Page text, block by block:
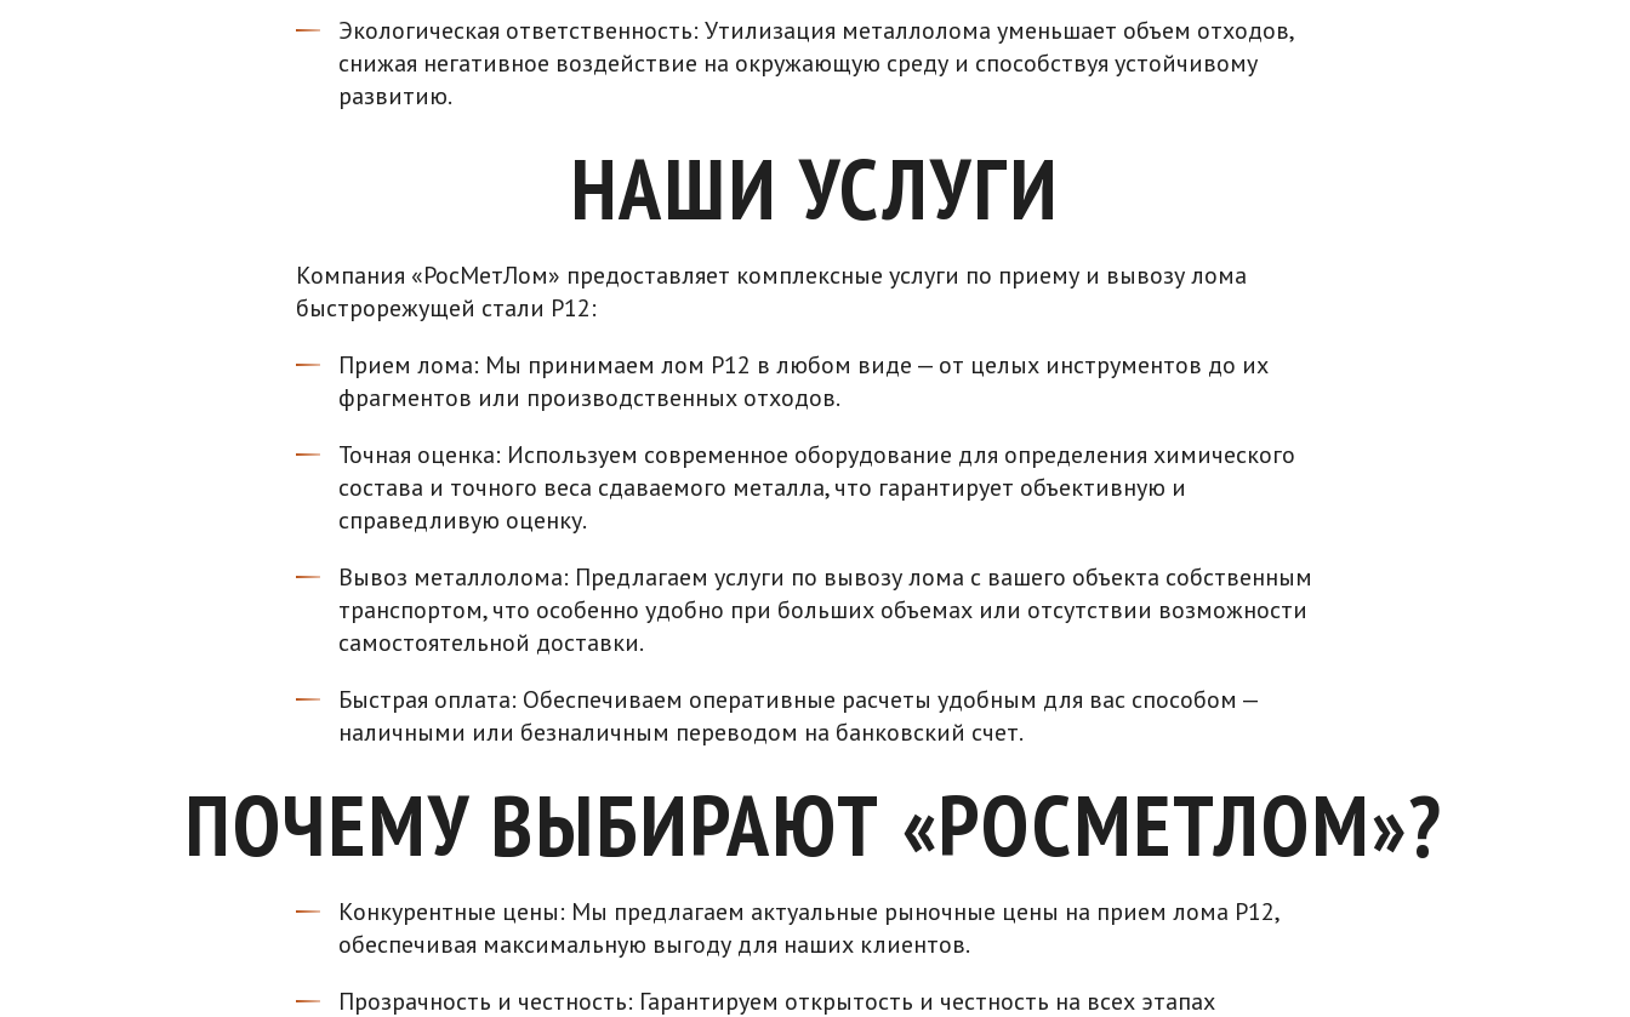
Экологическая ответственность: Утилизация металлолома уменьшает объем отходов,
снижая негативное воздействие на окружающую среду и способствуя устойчивому
развитию.
НАШИ УСЛУГИ
Компания «РосМетЛом» предоставляет комплексные услуги по приему и вывозу лома
быстрорежущей стали Р12:
Прием лома: Мы принимаем лом Р12 в любом виде — от целых инструментов до их
фрагментов или производственных отходов.
Точная оценка: Используем современное оборудование для определения химического
состава и точного веса сдаваемого металла, что гарантирует объективную и
справедливую оценку.
Вывоз металлолома: Предлагаем услуги по вывозу лома с вашего объекта собственным
транспортом, что особенно удобно при больших объемах или отсутствии возможности
самостоятельной доставки.
Быстрая оплата: Обеспечиваем оперативные расчеты удобным для вас способом —
наличными или безналичным переводом на банковский счет.
ПОЧЕМУ ВЫБИРАЮТ «РОСМЕТЛОМ»?
Конкурентные цены: Мы предлагаем актуальные рыночные цены на прием лома Р12,
обеспечивая максимальную выгоду для наших клиентов.
Прозрачность и честность: Гарантируем открытость и честность на всех этапах